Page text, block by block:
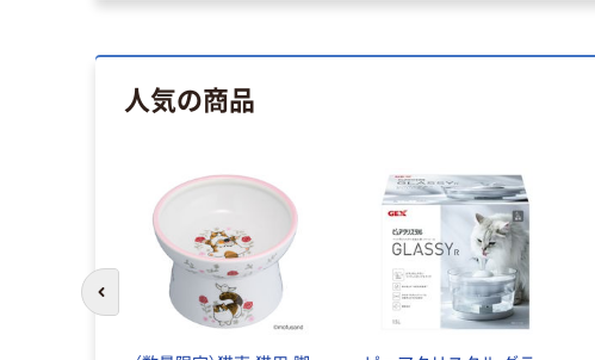
人気の商品
前のスライドへ